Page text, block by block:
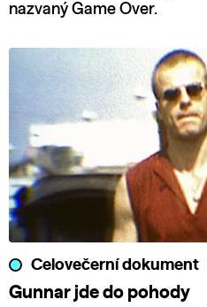
nazvaný Game Over.
Celovečerní dokument
Gunnar jde do pohody